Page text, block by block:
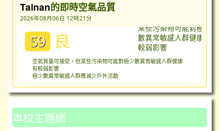
Tainan的即時空氣品質
2026年08月06日 12時21分
59 良
空氣質量可接受，但某些污染物可能對極少數異常敏感人群健康
有較弱影響
極少數異常敏感人群應減少戶外活動
本校主題網